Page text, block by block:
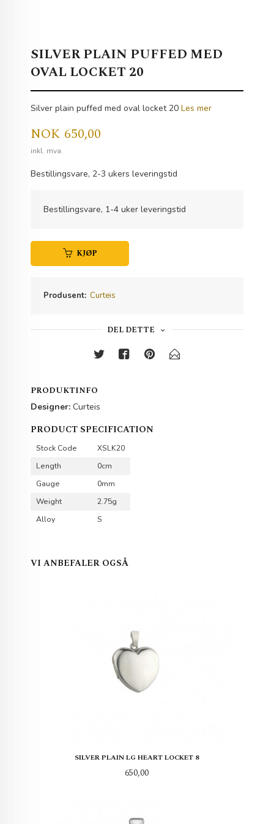
SILVER PLAIN PUFFED MED
OVAL LOCKET 20
Silver plain puffed med oval locket 20Les mer
Pris
NOK 650,00
inkl. mva.
Bestillingsvare, 2-3 ukers leveringstid
Bestillingsvare, 1-4 uker leveringstid
KJØP
Produsent: Curteis
DEL DETTE
PRODUKTINFO
Designer: Curteis
PRODUCT SPECIFICATION
Stock Code
XSLK20
Length
0cm
Gauge
0mm
Weight
2.75g
Alloy
S
VI ANBEFALER OGSÅ
SILVER PLAIN LG HEART LOCKET 8
Pris
650,00